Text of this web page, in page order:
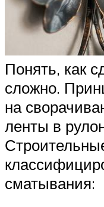
Понять, как
сложно.
на
ленты в
сматывания: